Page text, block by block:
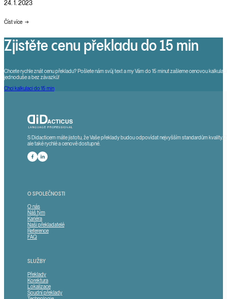
24. 1. 2023
Číst více
Zjistěte cenu překladu do 15 min
Chcete rychle znát cenu překladu? Pošlete nám svůj text a my Vám do 15 minut zašleme cenovou
jednoduše a bez závazků!
Chci kalkulaci do 15 min
S Didacticem máte jistotu, že Vaše překlady budou odpovídat nejvyšším standardům kvality.
ale také rychlé a cenově dostupné.
Sledute nás na Facebooku
Sledujte nás na LinkedInu
O SPOLEČNOSTI
O nás
Náš tým
Kariéra
Naši překladatelé
Reference
FAQ
SLUŽBY
Překlady
Korektura
Lokalizace
Soudní překlady